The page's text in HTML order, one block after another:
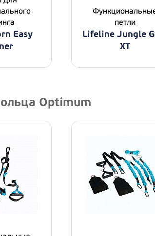
Easy
петли
Lifeline Jungle
XT
Optimum